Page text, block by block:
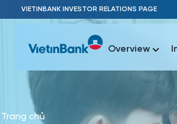
Skip to Main Content
VIETINBANK INVESTOR RELATIONS PAGE
Overview
Trang chủ